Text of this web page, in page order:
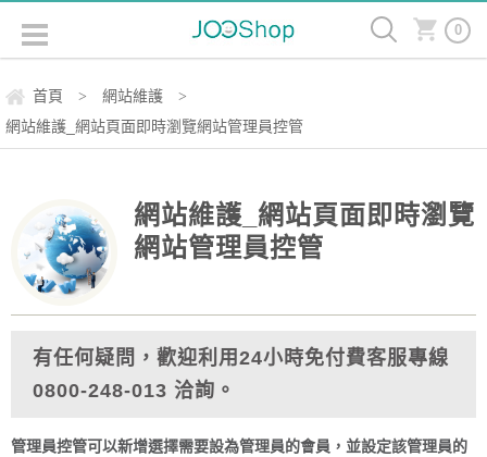
0
首頁 > 網站維護 >
網站維護_網站頁面即時瀏覽網站管理員控管
網站維護_網站頁面即時瀏覽
網站管理員控管
有任何疑問，歡迎利用24小時免付費客服專線
0800-248-013 洽詢。
管理員控管可以新增選擇需要設為管理員的會員，並設定該管理員的